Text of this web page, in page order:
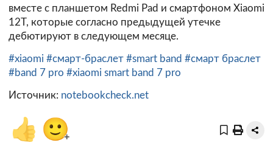
вместе с планшетом Redmi Pad и смартфоном Xiaomi
12T, которые согласно предыдущей утечке
дебютируют в следующем месяце.
#xiaomi #смарт-браслет #smart band #смарт браслет
#band 7 pro #xiaomi smart band 7 pro
Источник: notebookcheck.net
👍 🙂
+